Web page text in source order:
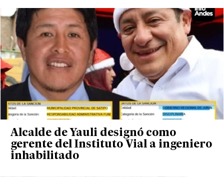
Alcalde de Yauli designó como
gerente del Instituto Vial a ingeniero
inhabilitado